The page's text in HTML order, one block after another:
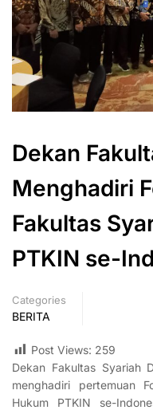
Dekan
Menghadiri
Fakultas
PTKIN se-
Categories
BERITA
Post Views: 259
Dekan Fakultas Syariah
menghadiri pertemuan
Hukum PTKIN se-